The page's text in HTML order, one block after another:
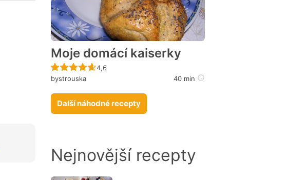
Moje domácí kaiserky
Recept ještě nebyl hodnocen
4,6
bystrouska
40 min
Další náhodné recepty
Nejnovější recepty